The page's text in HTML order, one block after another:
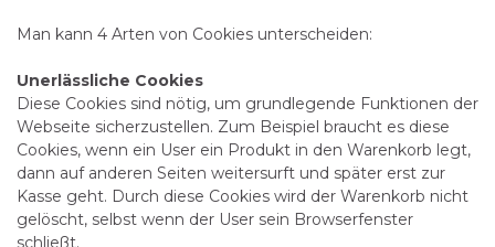
Man kann 4 Arten von Cookies unterscheiden:
Unerlässliche Cookies
Diese Cookies sind nötig, um grundlegende Funktionen der
Webseite sicherzustellen. Zum Beispiel braucht es diese
Cookies, wenn ein User ein Produkt in den Warenkorb legt,
dann auf anderen Seiten weitersurft und später erst zur
Kasse geht. Durch diese Cookies wird der Warenkorb nicht
gelöscht, selbst wenn der User sein Browserfenster
schließt.